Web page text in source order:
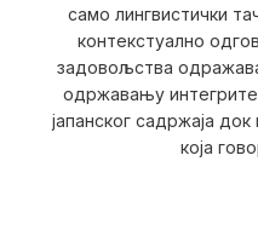
само лингвистички
контекстуално
задовољства
одржавању
јапанског садржаја
која